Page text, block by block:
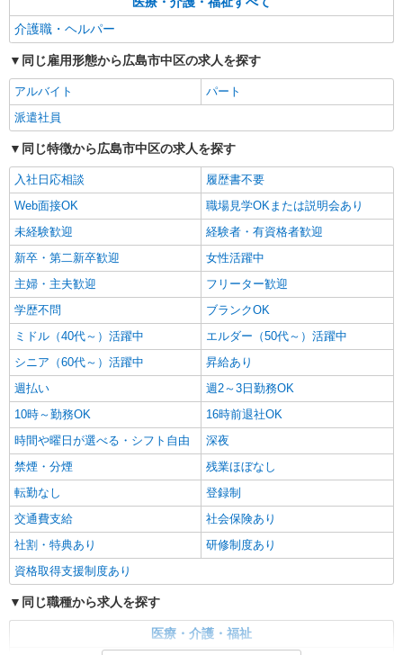
時給1350円〜 ■ガソリン代含め交通費全額支
新白島駅〜車5分//車・バイク通勤OK
詳細を見る
介護職・ヘルパー
同じ雇用形態から広島市中区の求人を探す
アルバイト
パート
派遣社員
同じ特徴から広島市中区の求人を探す
入社日応相談
履歴書不要
Web面接OK
職場見学OKまたは説明会あり
未経験歓迎
経験者・有資格者歓迎
新卒・第二新卒歓迎
女性活躍中
主婦・主夫歓迎
フリーター歓迎
学歴不問
ブランクOK
ミドル（40代～）活躍中
エルダー（50代～）活躍中
シニア（60代～）活躍中
昇給あり
週払い
週2～3日勤務OK
10時～勤務OK
16時前退社OK
時間や曜日が選べる・シフト自由
深夜
禁煙・分煙
残業ほぼなし
転勤なし
登録制
交通費支給
社会保険あり
社割・特典あり
研修制度あり
資格取得支援制度あり
同じ職種から求人を探す
医療・介護・福祉